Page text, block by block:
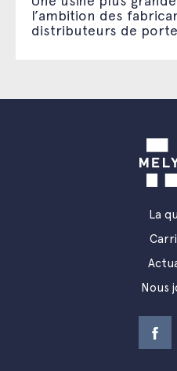
l’ambition des
distributeurs de
La
Nous